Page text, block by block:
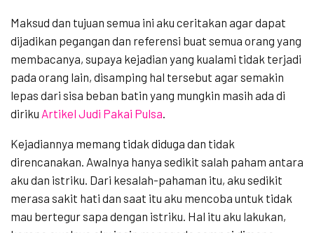
Maksud dan tujuan semua ini aku ceritakan agar dapat
dijadikan pegangan dan referensi buat semua orang yang
membacanya, supaya kejadian yang kualami tidak terjadi
pada orang lain, disamping hal tersebut agar semakin
lepas dari sisa beban batin yang mungkin masih ada di
diriku Artikel Judi Pakai Pulsa
Kejadiannya memang tidak diduga dan tidak
direncanakan. Awalnya hanya sedikit salah paham antara
aku dan istriku. Dari kesalah-pahaman itu, aku sedikit
merasa sakit hati dan saat itu aku mencoba untuk tidak
mau bertegur sapa dengan istriku. Hal itu aku lakukan,